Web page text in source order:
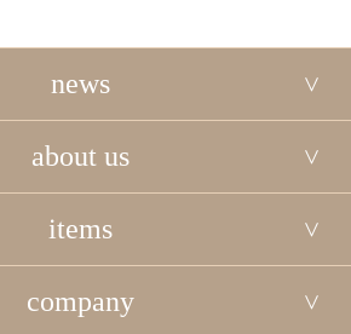
news
about us
items
company